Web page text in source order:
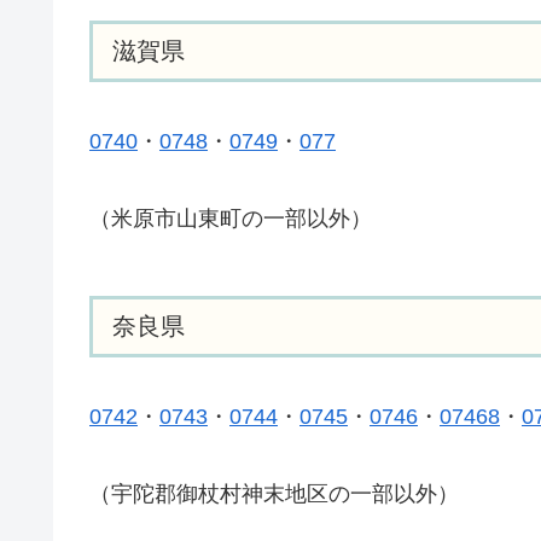
滋賀県
0740 ・ 0748 ・ 0749 ・ 077
（米原市山東町の一部以外）
奈良県
0742 ・ 0743 ・ 0744 ・ 0745 ・ 0746 ・ 07468 ・
（宇陀郡御杖村神末地区の一部以外）